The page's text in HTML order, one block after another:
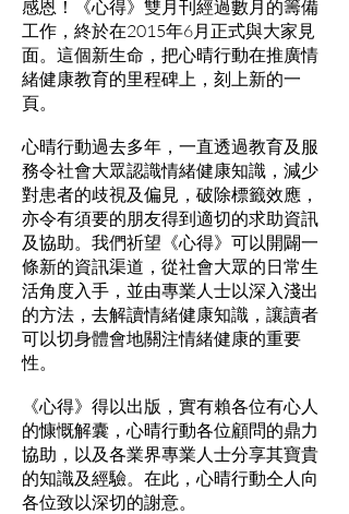
感恩！《心得》雙月刊經過數月的籌備
工作，終於在2015年6月正式與大家見
面。這個新生命，把心晴行動在推廣情
緒健康教育的里程碑上，刻上新的一
頁。
心晴行動過去多年，一直透過教育及服
務令社會大眾認識情緒健康知識，減少
對患者的歧視及偏見，破除標籤效應，
亦令有須要的朋友得到適切的求助資訊
及協助。我們祈望《心得》可以開闢一
條新的資訊渠道，從社會大眾的日常生
活角度入手，並由專業人士以深入淺出
的方法，去解讀情緒健康知識，讓讀者
可以切身體會地關注情緒健康的重要
性。
《心得》得以出版，實有賴各位有心人
的慷慨解囊，心晴行動各位顧問的鼎力
協助，以及各業界專業人士分享其寶貴
的知識及經驗。在此，心晴行動仝人向
各位致以深切的謝意。